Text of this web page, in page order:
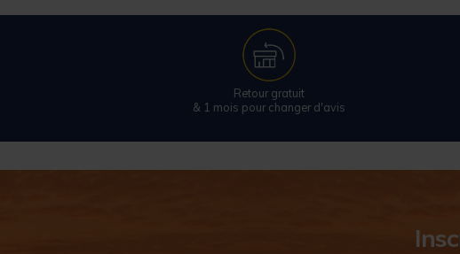
Retour gratuit
& 1 mois pour changer d'avis